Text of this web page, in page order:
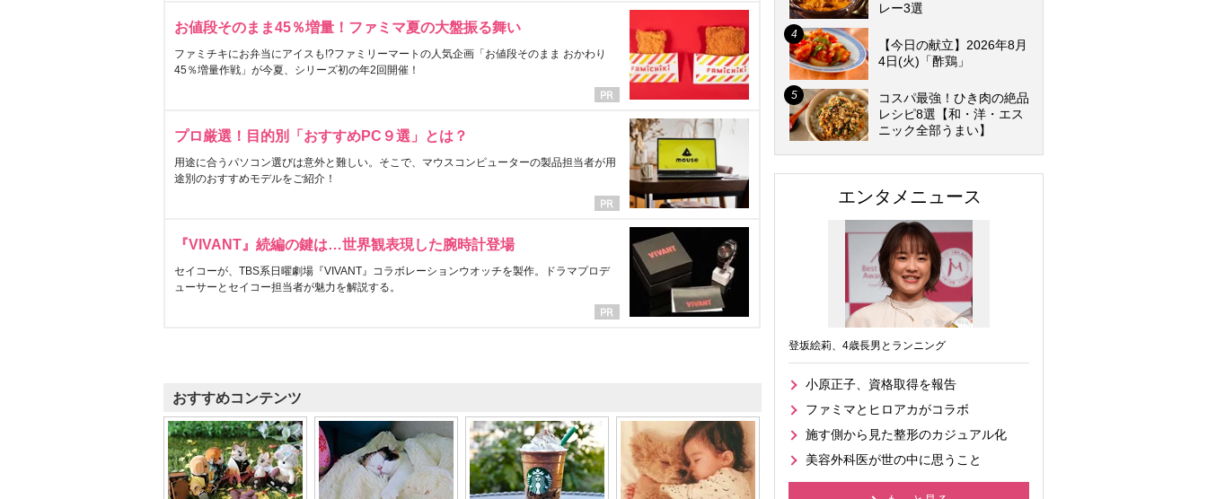
お値段そのまま45％増量！ファミマ夏の大盤振る舞い
ファミチキにお弁当にアイスも!?ファミリーマートの人気企画「お値段そのまま おかわり
45％増量作戦」が今夏、シリーズ初の年2回開催！
プロ厳選！目的別「おすすめPC９選」とは？
用途に合うパソコン選びは意外と難しい。そこで、マウスコンピューターの製品担当者が用
途別のおすすめモデルをご紹介！
『VIVANT』続編の鍵は…世界観表現した腕時計登場
セイコーが、TBS系日曜劇場『VIVANT』コラボレーションウオッチを製作。ドラマプロデ
ューサーとセイコー担当者が魅力を解説する。
おすすめコンテンツ
レー3選
【今日の献立】2026年8月
4日(火)「酢鶏」
コスパ最強！ひき肉の絶品
レシピ8選【和・洋・エス
ニック全部うまい】
エンタメニュース
登坂絵莉、4歳長男とランニング
小原正子、資格取得を報告
ファミマとヒロアカがコラボ
施す側から見た整形のカジュアル化
美容外科医が世の中に思うこと